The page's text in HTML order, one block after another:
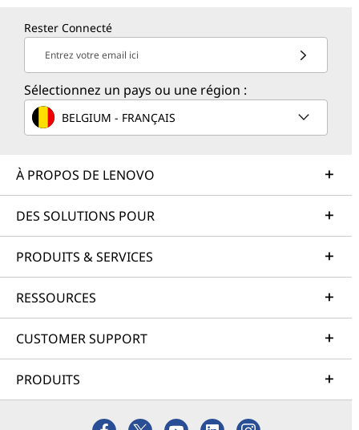
Rester Connecté
Entrez votre email ici
Sélectionnez un pays ou une région :
BELGIUM - FRANÇAIS
À PROPOS DE LENOVO
DES SOLUTIONS POUR
PRODUITS & SERVICES
RESSOURCES
CUSTOMER SUPPORT
PRODUITS